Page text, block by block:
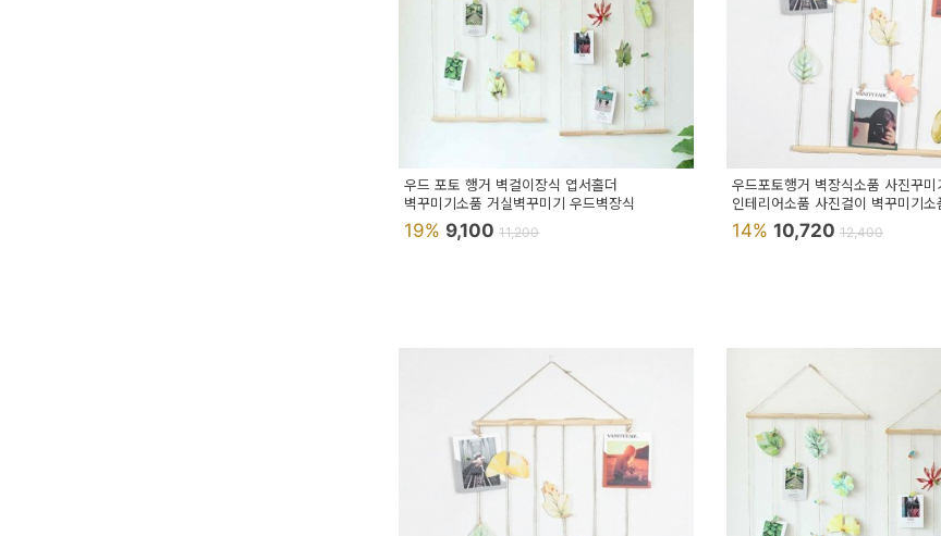
우드 포토 행거 벽걸이장식 엽서홀더
벽꾸미기소품 거실벽꾸미기 우드벽장식
19% 9,10011,200
우드포토행거 벽장식소품 사진꾸미
인테리어소품 사진걸이 벽꾸미기소
14% 10,720 12,400